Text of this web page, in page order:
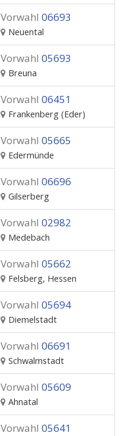
Vorwahl 06693
Neuental
Vorwahl 05693
Breuna
Vorwahl 06451
Frankenberg (Eder)
Vorwahl 05665
Edermünde
Vorwahl 06696
Gilserberg
Vorwahl 02982
Medebach
Vorwahl 05662
Felsberg, Hessen
Vorwahl 05694
Diemelstadt
Vorwahl 06691
Schwalmstadt
Vorwahl 05609
Ahnatal
Vorwahl 05641